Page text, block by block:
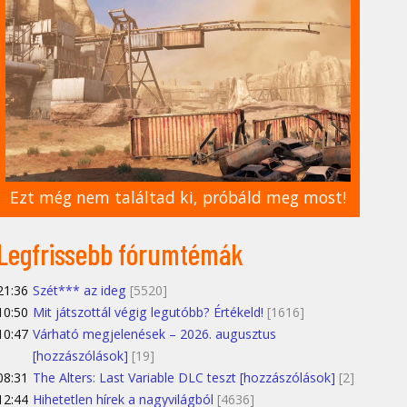
Ezt még nem találtad ki, próbáld meg most!
fórumtémák
Szét*** az ideg [5520]
Mit játszottál végig legutóbb? Értékeld! [1616]
Várható megjelenések – 2026. augusztus
[hozzászólások] [19]
The Alters: Last Variable DLC teszt [hozzászólások] [2]
Hihetetlen hírek a nagyvilágból [4636]